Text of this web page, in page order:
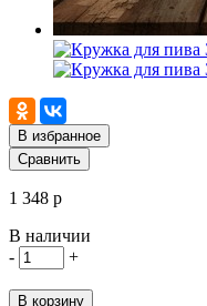
В избранное
Сравнить
1 348 р
В наличии
-
+
В корзину